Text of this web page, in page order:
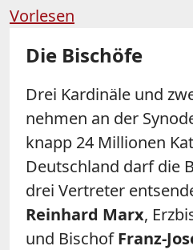
Vorlesen
Die Bischöfe
Drei Kardinäle und
nehmen an der
knapp 24 Millionen
Deutschland darf die
drei Vertreter
Reinhard Marx,
und BischofFranz-